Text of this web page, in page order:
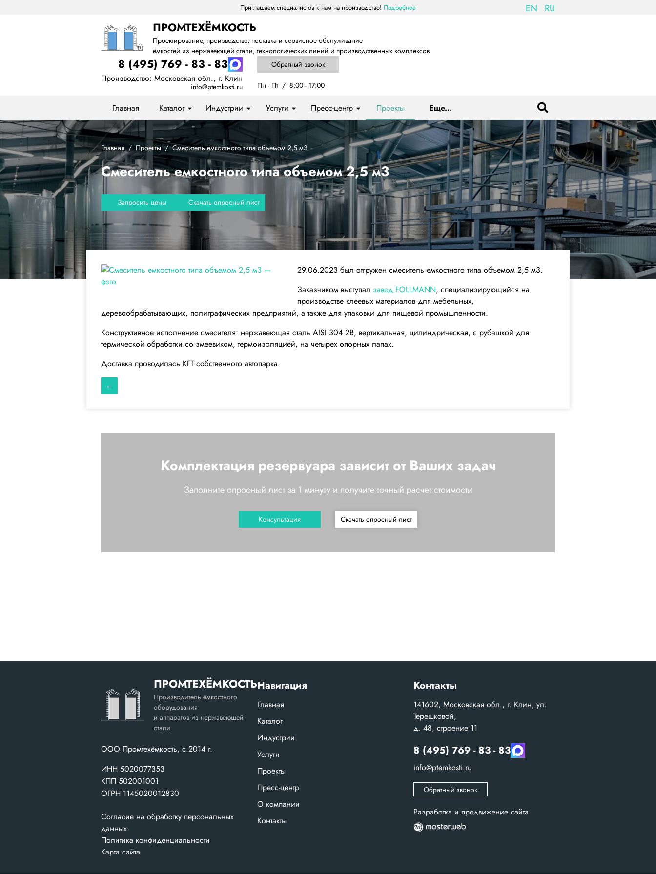
Приглашаем специалистов к нам на производство! Подробнее EN RU
ПРОМТЕХЁМКОСТЬ
Проектирование, производство, поставка и сервисное обслуживание
ёмкостей из нержавеющей стали, технологических линий и производственных комплексов
8 (495) 769 - 83 - 83
Производство: Московская обл., г. Клин
info@ptemkosti.ru
Обратный звонок
Пн - Пт  /  8:00 - 17:00
Главная Каталог Индустрии Услуги Пресс-центр Проекты Еще...
Главная Проекты Смеситель емкостного типа объемом 2,5 м3
Смеситель емкостного типа объемом 2,5 м3
Запросить цены Скачать опросный лист
29.06.2023 был отгружен смеситель емкостного типа объемом 2,5 м3.
Заказчиком выступал завод FOLLMANN, специализирующийся на
производстве клеевых материалов для мебельных,
деревообрабатывающих, полиграфических предприятий, а также для упаковки для пищевой промышленности.
Конструктивное исполнение смесителя: нержавеющая сталь AISI 304 2В, вертикальная, цилиндрическая, с рубашкой для
термической обработки со змеевиком, термоизоляцией, на четырех опорных лапах.
Доставка проводилась КГТ собственного автопарка.
←
Комплектация резервуара зависит от Ваших задач
Заполните опросный лист за 1 минуту и получите точный расчет стоимости
Консультация Скачать опросный лист
ПРОМТЕХЁМКОСТЬ
Производитель ёмкостного
оборудования
и аппаратов из нержавеющей
стали
ООО Промтехёмкость, с 2014 г.
ИНН 5020077353
КПП 502001001
ОГРН 1145020012830
Согласие на обработку персональных
данных
Политика конфиденциальности
Карта сайта
Навигация
Главная
Каталог
Индустрии
Услуги
Проекты
Пресс-центр
О компании
Контакты
Контакты
141602, Московская обл., г. Клин, ул.
Терешковой,
д. 48, строение 11
8 (495) 769 - 83 - 83
info@ptemkosti.ru
Обратный звонок
Разработка и продвижение сайта